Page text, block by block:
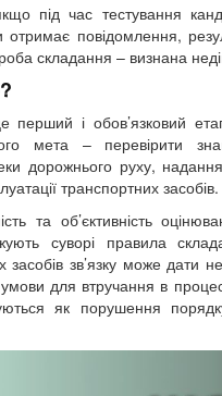
під час тестування
отримає повідомлення,
складання – визнана
перший і обов’язковий
мета – перевірити
дорожнього руху,
транспортних засобів.
та об’єктивність
суворі правила
засобів зв’язку може дати
для втручання в
як порушення